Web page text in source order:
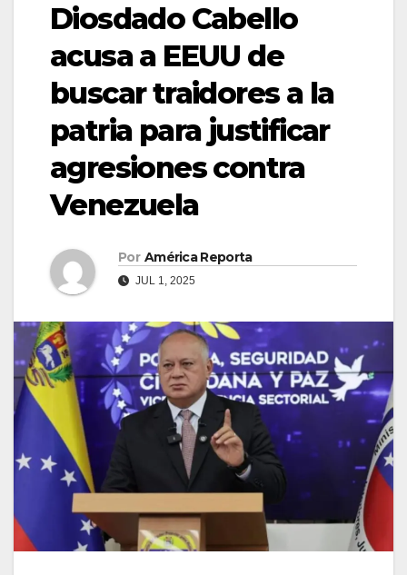
Diosdado Cabello
acusa a EEUU de
buscar traidores a la
patria para justificar
agresiones contra
Venezuela
Por América Reporta
JUL 1, 2025